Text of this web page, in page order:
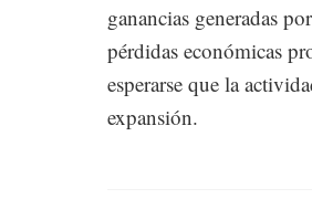
ganancias generadas
pérdidas económicas
esperarse que la
expansión.